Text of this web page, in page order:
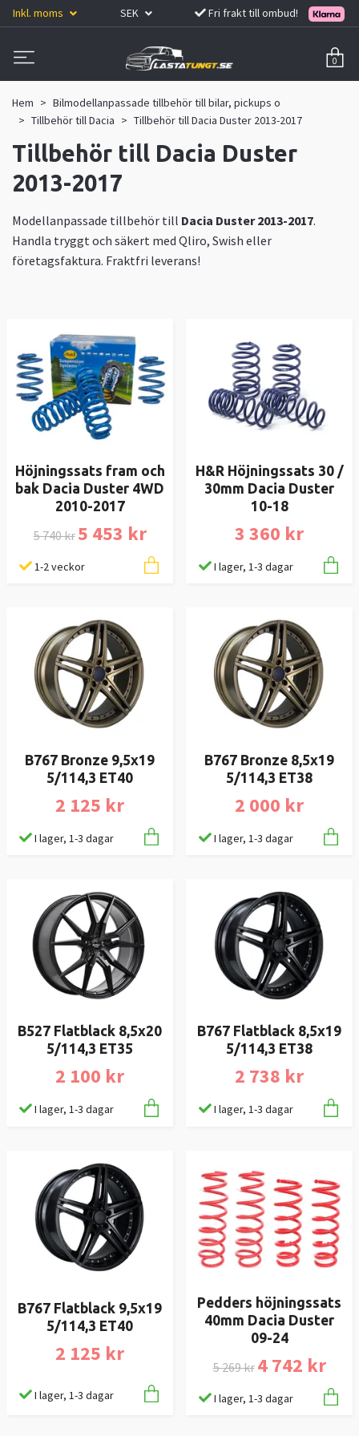
Inkl. moms SEK Fri frakt till ombud!
0
Hem
Bilmodellanpassade tillbehör till bilar, pickups o
Tillbehör till Dacia
Tillbehör till Dacia Duster 2013-2017
Tillbehör till Dacia Duster
2013-2017
Modellanpassade tillbehör till Dacia Duster 2013-2017.
Handla tryggt och säkert med Qliro, Swish eller
företagsfaktura. Fraktfri leverans!
Höjningssats fram och
bak Dacia Duster 4WD
2010-2017
5 740 kr 5 453 kr
1-2 veckor
H&R Höjningssats 30 /
30mm Dacia Duster
10-18
3 360 kr
I lager, 1-3 dagar
B767 Bronze 9,5x19
5/114,3 ET40
2 125 kr
I lager, 1-3 dagar
B767 Bronze 8,5x19
5/114,3 ET38
2 000 kr
I lager, 1-3 dagar
B527 Flatblack 8,5x20
5/114,3 ET35
2 100 kr
I lager, 1-3 dagar
B767 Flatblack 8,5x19
5/114,3 ET38
2 738 kr
I lager, 1-3 dagar
B767 Flatblack 9,5x19
5/114,3 ET40
2 125 kr
I lager, 1-3 dagar
Pedders höjningssats
40mm Dacia Duster
09-24
5 269 kr 4 742 kr
I lager, 1-3 dagar